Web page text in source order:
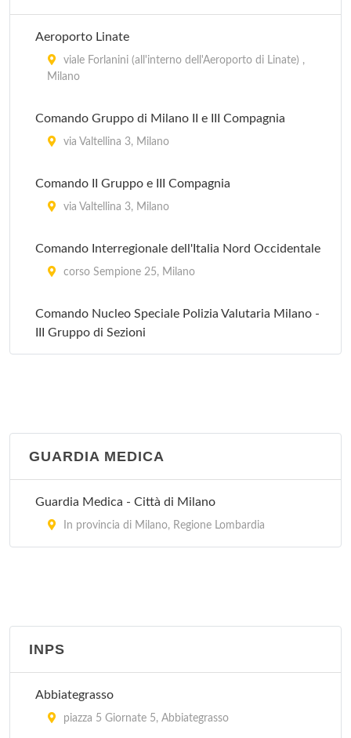
Aeroporto Linate
viale Forlanini (all'interno dell'Aeroporto di Linate) ,
Milano
Comando Gruppo di Milano II e III Compagnia
via Valtellina 3, Milano
Comando II Gruppo e III Compagnia
via Valtellina 3, Milano
Comando Interregionale dell'Italia Nord Occidentale
corso Sempione 25, Milano
Comando Nucleo Speciale Polizia Valutaria Milano -
III Gruppo di Sezioni
via Giovanni Battista Pirelli 19, Milano
Comando Regionale Lombardia
Compagnia Pronto Impiego
GUARDIA MEDICA
Guardia Medica - Città di Milano
In provincia di Milano, Regione Lombardia
INPS
Abbiategrasso
piazza 5 Giornate 5, Abbiategrasso